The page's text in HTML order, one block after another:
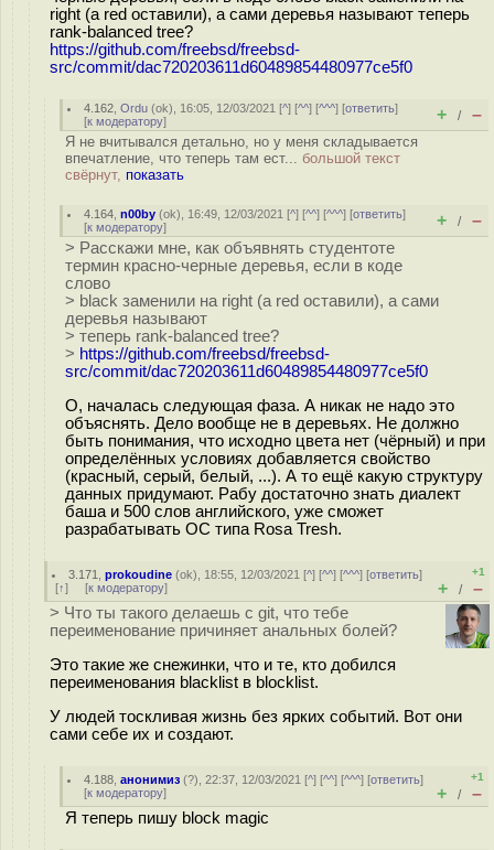
right (а red оставили), а сами деревья называют теперь
rank-balanced tree?
https://github.com/freebsd/freebsd-
src/commit/dac720203611d60489854480977ce5f0
4.162 ,Ordu (ok), 16:05, 12/03/2021 [^] [^^] [^^^] [ответить]
[к модератору] + / –
Я не вчитывался детально, но у меня складывается
впечатление, что теперь там ест... большой текст
свёрнут, показать
4.164 ,n00by (ok), 16:49, 12/03/2021 [^] [^^] [^^^] [ответить]
[к модератору] + / –
> Расскажи мне, как объявнять студентоте
термин красно-черные деревья, если в коде
слово
> black заменили на right (а red оставили), а сами
деревья называют
> теперь rank-balanced tree?
> https://github.com/freebsd/freebsd-
src/commit/dac720203611d60489854480977ce5f0
О, началась следующая фаза. А никак не надо это
объяснять. Дело вообще не в деревьях. Не должно
быть понимания, что исходно цвета нет (чёрный) и при
определённых условиях добавляется свойство
(красный, серый, белый, ...). А то ещё какую структуру
данных придумают. Рабу достаточно знать диалект
баша и 500 слов английского, уже сможет
разрабатывать ОС типа Rosa Tresh.
3.171 ,prokoudine (ok), 18:55, 12/03/2021 [^] [^^] [^^^] [ответить]
[↑] [к модератору]
+1
+ / –
> Что ты такого делаешь с git, что тебе
переименование причиняет анальных болей?
Это такие же снежинки, что и те, кто добился
переименования blacklist в blocklist.
У людей тоскливая жизнь без ярких событий. Вот они
сами себе их и создают.
4.188 ,анонимиз (?), 22:37, 12/03/2021 [^] [^^] [^^^] [ответить]
[к модератору]
+1
+ / –
Я теперь пишу block magic